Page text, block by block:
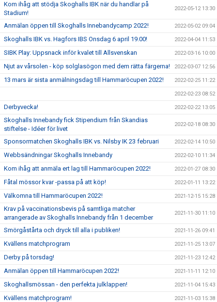
Kom ihåg att stödja Skoghalls IBK när du handlar på
Stadium!
2022-05-12 13:30
Anmälan öppen till Skoghalls Innebandycamp 2022! 2022-05-02 09:04
Skoghalls IBK vs. Hagfors IBS Onsdag 6 april 19.00! 2022-04-04 11:53
SIBK Play: Uppsnack inför kvalet till Allsvenskan 2022-03-16 10:00
Njut av vårsolen - köp solglasögon med dem rätta färgerna! 2022-03-07 12:56
13 mars är sista anmälningsdag till Hammaröcupen 2022! 2022-02-25 11:22
2022-02-23 08:52
Derbyvecka! 2022-02-22 13:05
Skoghalls Innebandy fick Stipendium från Skandias
stiftelse - Idéer för livet
2022-02-18 08:30
Sponsormatchen Skoghalls IBK vs. Nilsby IK 23 februari 2022-02-14 10:50
Webbsändningar Skoghalls Innebandy 2022-02-10 11:34
Kom ihåg att anmäla ert lag till Hammaröcupen 2022! 2022-01-27 08:30
Fåtal mössor kvar -passa på att köp! 2022-01-11 13:22
Välkomna till Hammaröcupen 2022! 2021-12-15 15:28
Krav på vaccinationsbevis på samtliga matcher
arrangerade av Skoghalls Innebandy från 1 december
2021-11-30 11:10
Smörgåstårta och dryck till alla i publiken! 2021-11-26 09:41
Kvällens matchprogram 2021-11-25 13:07
Derby på torsdag! 2021-11-23 12:42
Anmälan öppen till Hammaröcupen 2022! 2021-11-11 12:10
Skoghallsmössan - den perfekta julklappen! 2021-11-04 15:43
Kvällens matchprogram! 2021-11-03 15:38